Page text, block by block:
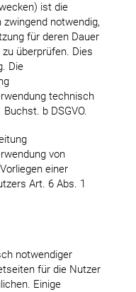
ist die
notwendig,
für deren Dauer
überprüfen. Dies
Die
technisch
b DSGVO.
von
einer
Art. 6 Abs. 1
notwendiger
für die Nutzer
Einige